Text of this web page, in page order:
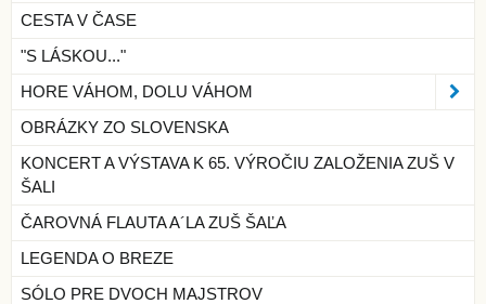
CESTA V ČASE
"S LÁSKOU..."
HORE VÁHOM, DOLU VÁHOM
OBRÁZKY ZO SLOVENSKA
KONCERT A VÝSTAVA K 65. VÝROČIU ZALOŽENIA ZUŠ V
ŠALI
ČAROVNÁ FLAUTA A´LA ZUŠ ŠAĽA
LEGENDA O BREZE
SÓLO PRE DVOCH MAJSTROV